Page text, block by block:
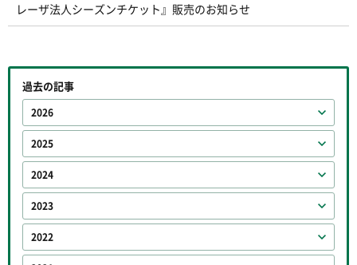
レーザ法人シーズンチケット』販売のお知らせ
過去の記事
2026
2025
2024
2023
2022